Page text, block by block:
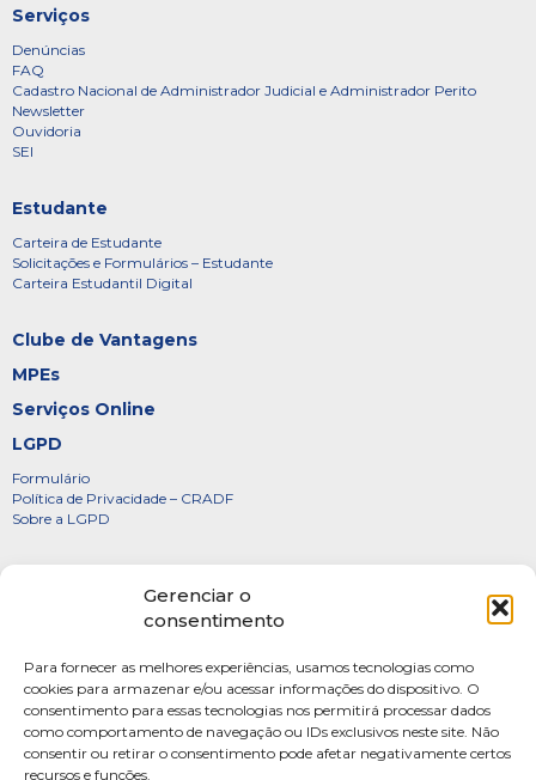
Gerenciar o
consentimento
Para fornecer as melhores experiências, usamos tecnologias como
cookies para armazenar e/ou acessar informações do dispositivo. O
consentimento para essas tecnologias nos permitirá processar dados
como comportamento de navegação ou IDs exclusivos neste site. Não
consentir ou retirar o consentimento pode afetar negativamente certos
recursos e funções.
Serviços
Denúncias
FAQ
Cadastro Nacional de Administrador Judicial e Administrador Perito
Newsletter
Ouvidoria
SEI
Estudante
Carteira de Estudante
Solicitações e Formulários – Estudante
Carteira Estudantil Digital
Clube de Vantagens
MPEs
Serviços Online
LGPD
Formulário
Política de Privacidade – CRADF
Sobre a LGPD
Diretoria
FOTOS
Webmail